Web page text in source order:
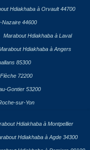
Hdiakhaba à Orvault 44700
Nazaire 44600
Marabout Hdiakhaba à Laval
Hdiakhaba à Angers
85300
72200
Gontier 53200
sur-Yon
Hdiakhaba à Montpellier
Hdiakhaba à Agde 34300